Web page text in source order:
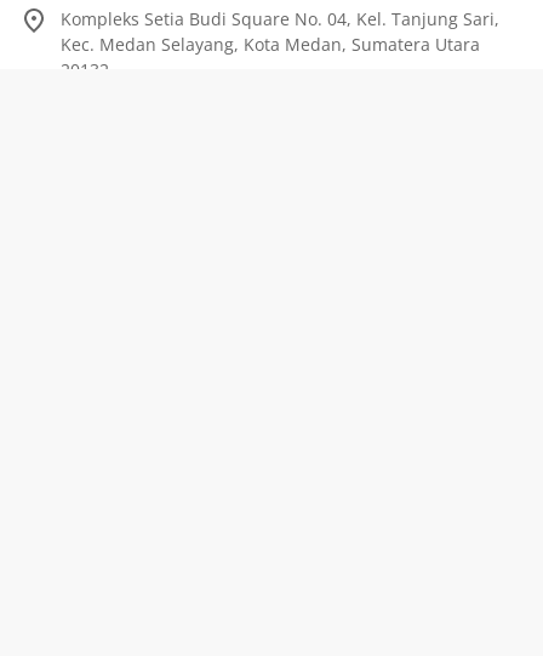
Kompleks Setia Budi Square No. 04, Kel. Tanjung Sari,
Kec. Medan Selayang, Kota Medan, Sumatera Utara
20132